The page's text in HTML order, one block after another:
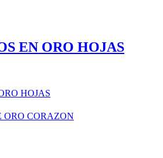
EN ORO HOJAS
HOJAS